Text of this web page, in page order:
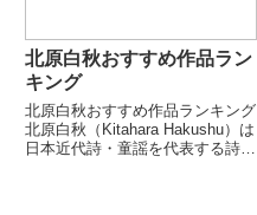
北原白秋おすすめ作品ラン
キング
北原白秋おすすめ作品ランキング
北原白秋（Kitahara Hakushu）は
日本近代詩・童謡を代表する詩人